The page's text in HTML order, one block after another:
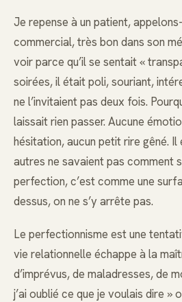
Je repense à un patient,
commercial, très bon dans son
voir parce qu’il se sentait «
soirées, il était poli, souriant,
ne l’invitaient pas deux fois.
laissait rien passer. Aucune
hésitation, aucun petit rire gêné.
autres ne savaient pas comment
perfection, c’est comme une
dessus, on ne s’y arrête pas.
Le perfectionnisme est une
vie relationnelle échappe à la
d’imprévus, de maladresses, de
j’ai oublié ce que je voulais dire »